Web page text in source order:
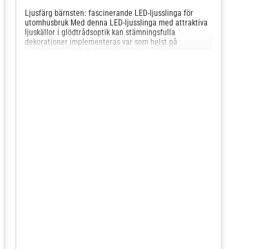
Ljusfärg bärnsten: fascinerande LED-ljusslinga för
utomhusbruk Med denna LED-ljusslinga med attraktiva
ljuskällor i glödtrådsoptik kan stämningsfulla
dekorationer implementeras var som helst på